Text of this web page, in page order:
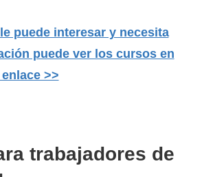
puede interesar y necesita
puede ver los cursos en
>>
trabajadores de